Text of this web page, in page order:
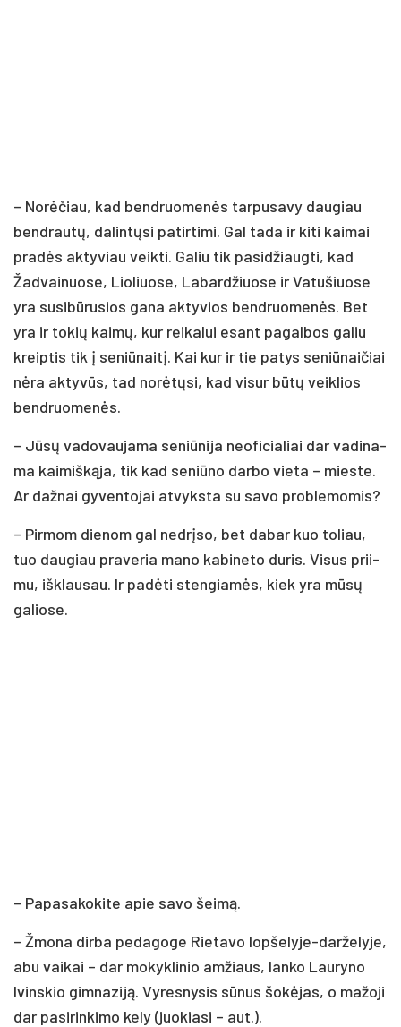
– No­rė­čiau, kad bend­ruo­me­nės tar­pu­sa­vy dau­giau
bend­rau­tų, da­lin­tų­si pa­tir­ti­mi. Gal ta­da ir ki­ti kai­mai
pra­dės ak­ty­viau veik­ti. Ga­liu tik pa­si­džiaug­ti, kad
Žad­vai­nuo­se, Lio­liuo­se, La­bar­džiuo­se ir Va­tu­šiuo­se
yra su­si­bū­ru­sios ga­na ak­ty­vios bend­ruo­me­nės. Bet
yra ir to­kių kai­mų, kur rei­ka­lui esant pa­gal­bos ga­liu
kreip­tis tik į se­niū­nai­tį. Kai kur ir tie pa­tys se­niū­nai­čiai
nė­ra ak­ty­vūs, tad no­rė­tų­si, kad vi­sur bū­tų veik­lios
bend­ruo­me­nės.
– Jū­sų va­do­vau­ja­ma se­niū­ni­ja neo­fi­cia­liai dar va­di­na­
ma kai­miš­ką­ja, tik kad se­niū­no dar­bo vie­ta – mies­te.
Ar daž­nai gy­ven­to­jai at­vyks­ta su sa­vo pro­ble­mo­mis?
– Pir­mom die­nom gal ne­drį­so, bet da­bar kuo to­liau,
tuo dau­giau pra­ve­ria ma­no ka­bi­ne­to du­ris. Vi­sus prii­
mu, iš­klau­sau. Ir pa­dė­ti sten­gia­mės, kiek yra mū­sų
ga­lio­se.
– Pa­pa­sa­ko­ki­te apie sa­vo šei­mą.
– Žmo­na dir­ba pe­da­go­ge Rie­ta­vo lop­še­ly­je-dar­že­ly­je,
abu vai­kai – dar mo­kyk­li­nio am­žiaus, lan­ko Lau­ry­no
Ivins­kio gim­na­zi­ją. Vy­res­ny­sis sū­nus šo­kė­jas, o ma­žo­ji
dar pa­si­rin­ki­mo ke­ly (juo­kia­si – aut.).